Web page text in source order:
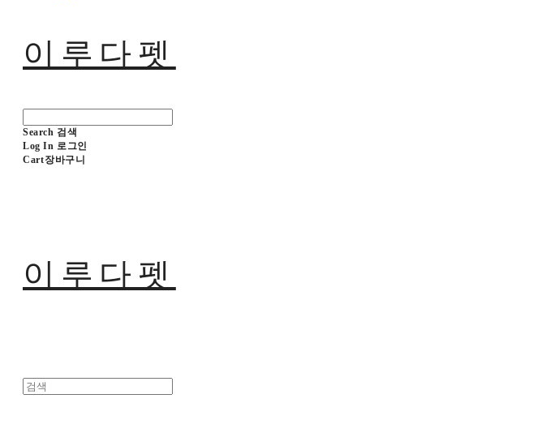
이루다펫
Search 검색
Log In 로그인
Cart장바구니
이루다펫